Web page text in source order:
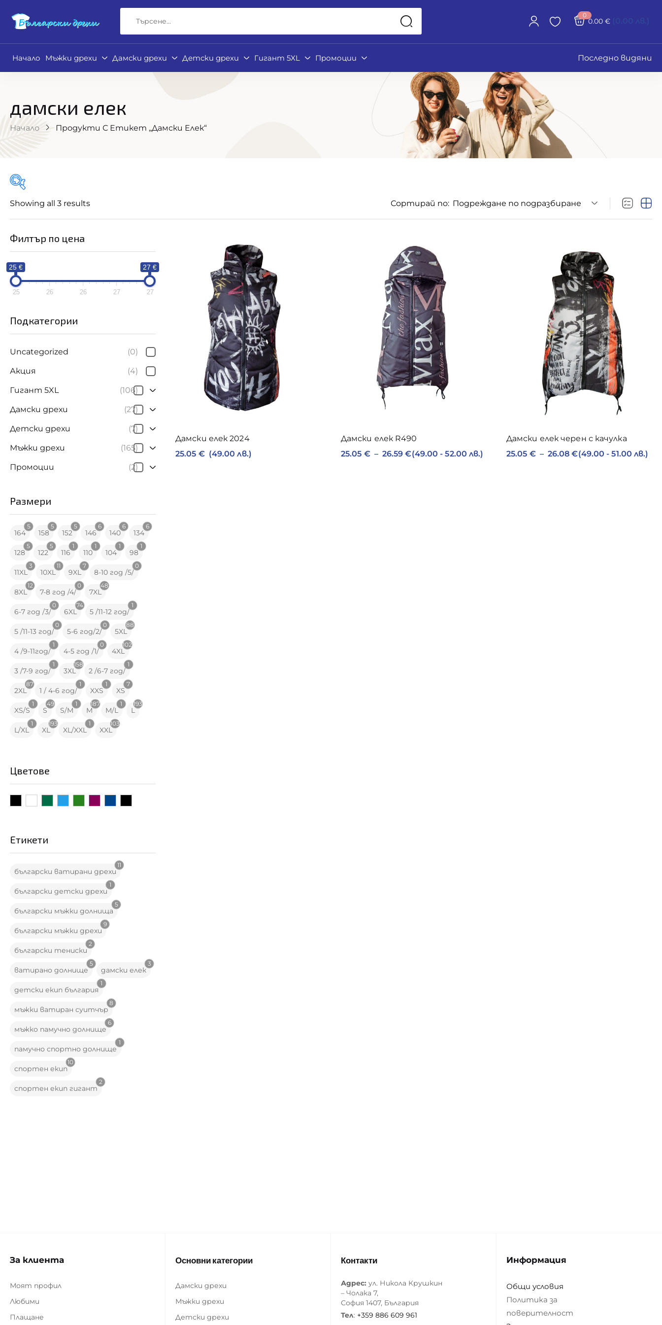
0
0.00€
Начало Мъжки дрехи Дамски дрехи Детски дрехи Гигант 5XL Промоции Последно видяни
дамски елек
Начало Продукти С Етикет „дамски Елек“
Филтър по цена
Акция
(4)
Гигант 5XL
(106)
Дамски дрехи
(27)
Детски дрехи
(7)
Мъжки дрехи
(165)
Промоции
(2)
Размери
10XL 9XL
8-10 год /5/
48
7XL 6-7 год /3/
6XL
0
5 /11-13 год/
0
5-6 год/2/
4 /9-11год/
102 1
3 /7-9 год/ 3XL
2 /6-7 год/
1
1 / 4-6 год/
1
XXS
7
XS XS/S
49
S
1
L/XL
193
XL
1
XL/XXL
XXL
Цветове Етикети
български ватирани дрехи
български детски дрехи
български мъжки долнища
ватирано долнище дамски елек
детски екип българия
8
мъжки ватиран суитчър
Showing all 3 results Сортирай по: Подреждане по подразбиране
Филтър по цена
25 € 27 €
25 26 26 27 27
Подкатегории
Uncategorized (0)
Акция (4)
Гигант 5XL (106)
Дамски дрехи (27)
Детски дрехи (7)
Мъжки дрехи (165)
Промоции (2)
Размери
5
164
5
158
5
152
6
146
6
140
6
134
5
128
5
122
1
116
1
110
1
104
1
98
3
11XL
11
10XL
7
9XL
0
8-10 год /5/
12
8XL
0
7-8 год /4/
48
7XL
0
6-7 год /3/
74
6XL
1
5 /11-12 год/
0
5 /11-13 год/
0
5-6 год/2/
88
5XL
1
4 /9-11год/
0
4-5 год /1/
102
4XL
1
3 /7-9 год/
158
3XL
1
2 /6-7 год/
87
2XL
1
1 / 4-6 год/
1
XXS
7
XS
1
XS/S
49
S
1
S/M
187
M
1
M/L
193
L
1
L/XL
193
XL
1
XL/XXL
103
XXL
Цветове
Етикети
11
български ватирани дрехи
1
български детски дрехи
5
български мъжки долнища
9
български мъжки дрехи
2
български тениски
5
ватирано долнище
3
дамски елек
1
детски екип българия
8
мъжки ватиран суитчър
6
мъжко памучно долнище
1
памучно спортно долнище
10
спортен екип
2
спортен екип гигант
Дамски елек 2024
25.05 € (49.00 лв.)
Дамски елек R490
25.05 € – 26.59€(49.00 - 52.00 лв.)
Дамски елек черен с качулка
25.05 € – 26.08€(49.00 - 51.00 лв.)
За клиента
Моят профил
Любими
Плащане
Основни категории
Дамски дрехи
Мъжки дрехи
Детски дрехи
Контакти
Адрес: ул. Никола Крушкин
– Чолака 7,
София 1407, България
Тел: +359 886 609 961
Информация
Общи условия
Политика за
поверителност